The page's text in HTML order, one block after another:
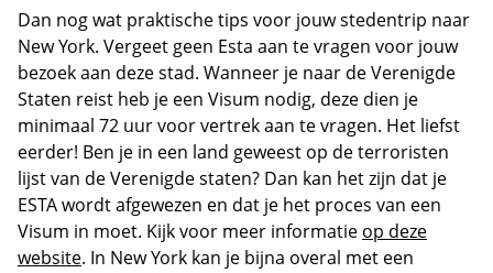
Dan nog wat praktische tips voor jouw stedentrip naar
New York. Vergeet geen Esta aan te vragen voor jouw
bezoek aan deze stad. Wanneer je naar de Verenigde
Staten reist heb je een Visum nodig, deze dien je
minimaal 72 uur voor vertrek aan te vragen. Het liefst
eerder! Ben je in een land geweest op de terroristen
lijst van de Verenigde staten? Dan kan het zijn dat je
ESTA wordt afgewezen en dat je het proces van een
Visum in moet. Kijk voor meer informatie op deze
website. In New York kan je bijna overal met een